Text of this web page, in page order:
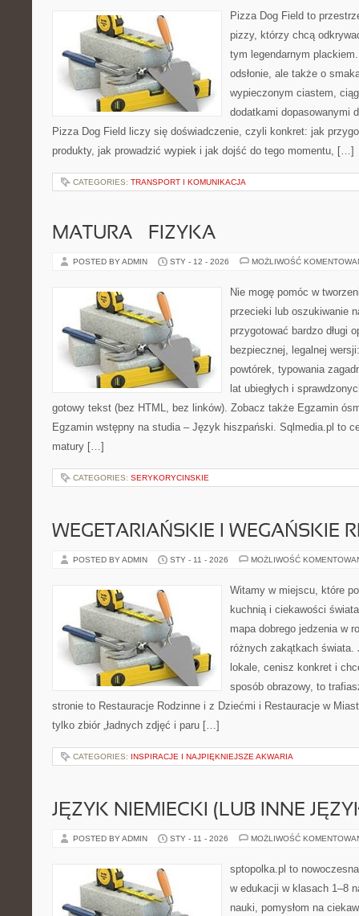
Pizza Dog Field to
pizzy, którzy chcą
tym legendarnym
odsłonie, ale także o
wypieczonym ciastem,
dodatkami dopasowanymi
Pizza Dog Field liczy się doświadczenie, czyli konkret: jak
produkty, jak prowadzić wypiek i jak dojść do tego momentu, […]
CATEGORIES: TRANSPORT I KOMUNIKACJA
MATURA – FIZYKA
POSTED BY ADMIN STY - 12 - 2026 MOŻLIWOŚĆ
Nie mogę pomóc w
przecieki lub oszukiwanie
przygotować bardzo długi
bezpiecznej, legalnej
powtórek, typowania
lat ubiegłych i
gotowy tekst (bez HTML, bez linków). Zobacz także Egzamin
Egzamin wstępny na studia – Język hiszpański. Sqlmedia.pl to
matury […]
CATEGORIES: SERYKORYCINSKIE
WEGETARIAŃSKIE I WEGAŃSKIE
POSTED BY ADMIN STY - 11 - 2026 MOŻLIWOŚĆ
Witamy w miejscu, które
kuchnią i ciekawości
mapa dobrego jedzenia w
różnych zakątkach
lokale, cenisz konkret i
sposób obrazowy, to
stronie to Restauracje Rodzinne i z Dziećmi i Restauracje w
tylko zbiór „ładnych zdjęć i paru […]
CATEGORIES: INSPIRACJE I NAJPIĘKNIEJSZE AKWARIA
JĘZYK NIEMIECKI (LUB INNE
POSTED BY ADMIN STY - 11 - 2026 MOŻLIWOŚĆ
sptopolka.pl to
w edukacji w klasach 1–8
nauki, pomysłom na